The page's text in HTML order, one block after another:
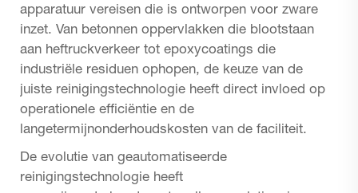
apparatuur vereisen die is ontworpen voor zware
inzet. Van betonnen oppervlakken die blootstaan
aan heftruckverkeer tot epoxycoatings die
industriële residuen ophopen, de keuze van de
juiste reinigingstechnologie heeft direct invloed op
operationele efficiëntie en de
langetermijnonderhoudskosten van de faciliteit.
De evolutie van geautomatiseerde
reinigingstechnologie heeft